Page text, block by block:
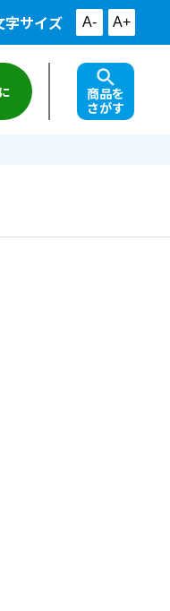
字サイズ A- A+
商品を
さがす